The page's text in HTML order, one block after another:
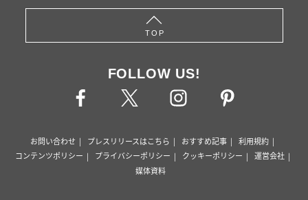
TOP
FOLLOW US!
お問い合わせ プレスリリースはこちら おすすめ記事
利用規約
コンテンツポリシー
プライバシーポリシー クッキーポリシー
運営会社
媒体資料